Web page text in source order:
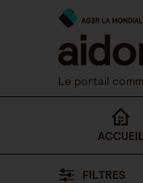
Le portail
FILTRES